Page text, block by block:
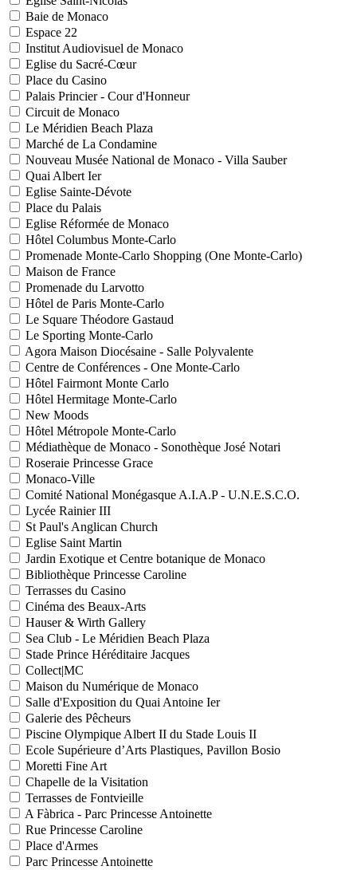
Baie de Monaco
Espace 22
Institut Audiovisuel de Monaco
Eglise du Sacré-Cœur
Place du Casino
Palais Princier - Cour d'Honneur
Circuit de Monaco
Le Méridien Beach Plaza
Marché de La Condamine
Nouveau Musée National de Monaco - Villa Sauber
Quai Albert Ier
Eglise Sainte-Dévote
Place du Palais
Eglise Réformée de Monaco
Hôtel Columbus Monte-Carlo
Promenade Monte-Carlo Shopping (One Monte-Carlo)
Maison de France
Promenade du Larvotto
Hôtel de Paris Monte-Carlo
Le Square Théodore Gastaud
Le Sporting Monte-Carlo
Agora Maison Diocésaine - Salle Polyvalente
Centre de Conférences - One Monte-Carlo
Hôtel Fairmont Monte Carlo
Hôtel Hermitage Monte-Carlo
New Moods
Hôtel Métropole Monte-Carlo
Médiathèque de Monaco - Sonothèque José Notari
Roseraie Princesse Grace
Monaco-Ville
Comité National Monégasque A.I.A.P - U.N.E.S.C.O.
Lycée Rainier III
St Paul's Anglican Church
Eglise Saint Martin
Jardin Exotique et Centre botanique de Monaco
Bibliothèque Princesse Caroline
Terrasses du Casino
Cinéma des Beaux-Arts
Hauser & Wirth Gallery
Sea Club - Le Méridien Beach Plaza
Stade Prince Héréditaire Jacques
Collect|MC
Maison du Numérique de Monaco
Salle d'Exposition du Quai Antoine Ier
Galerie des Pêcheurs
Piscine Olympique Albert II du Stade Louis II
Ecole Supérieure d’Arts Plastiques, Pavillon Bosio
Moretti Fine Art
Chapelle de la Visitation
Terrasses de Fontvieille
A Fàbrica - Parc Princesse Antoinette
Rue Princesse Caroline
Place d'Armes
Parc Princesse Antoinette